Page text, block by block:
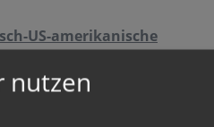
US-amerikanische
November 2026 als
für Kommunikation
nutzen